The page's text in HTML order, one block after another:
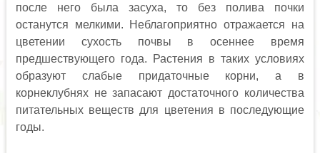
после него была засуха, то без полива почки
останутся мелкими. Неблагоприятно отражается на
цветении сухость почвы в осеннее время
предшествующего года. Растения в таких условиях
образуют слабые придаточные корни, а в
корнеклубнях не запасают достаточного количества
питательных веществ для цветения в последующие
годы.